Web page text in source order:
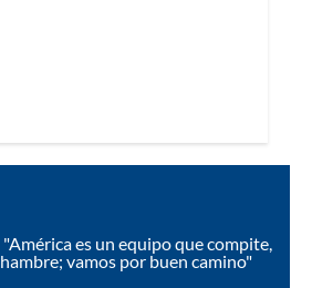
es un equipo que compite,
vamos por buen camino"